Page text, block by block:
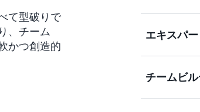
て型破りで
、チーム
かつ創造的
参加者は、
エキスパ
AWS
チームビ